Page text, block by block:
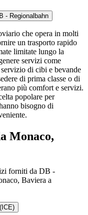
- Regionalbahn
che opera in molti
un trasporto rapido
limitate lungo la
servizi come
di cibi e bevande
di prima classe o di
più comfort e servizi.
popolare per
bisogno di
Monaco,
forniti da DB -
Baviera a